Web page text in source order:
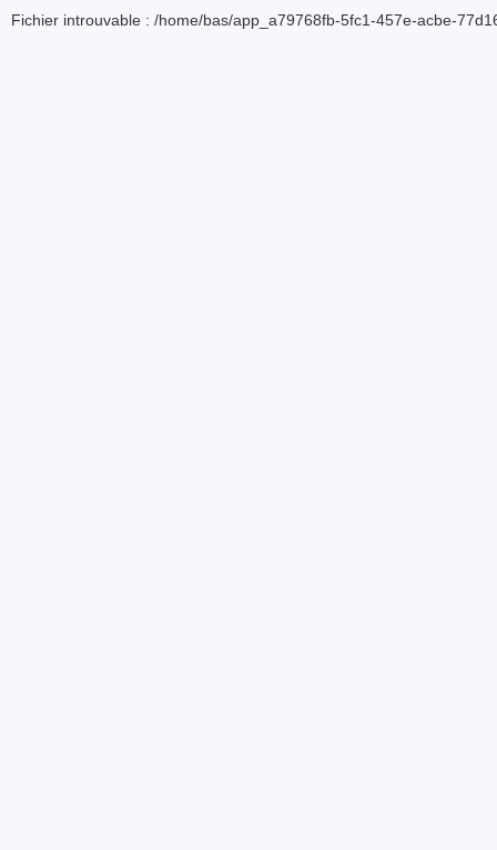
Fichier introuvable : /home/bas/app_a79768fb-5fc1-457e-acbe-